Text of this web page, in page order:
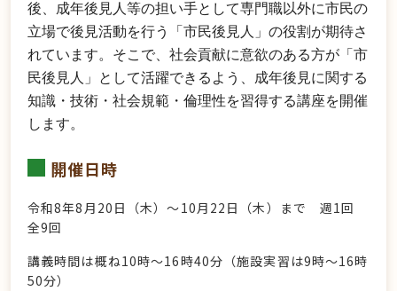
後、成年後見人等の担い手として専門職以外に市民の
立場で後見活動を行う「市民後見人」の役割が期待さ
れています。そこで、社会貢献に意欲のある方が「市
民後見人」として活躍できるよう、成年後見に関する
知識・技術・社会規範・倫理性を習得する講座を開催
します。
開催日時
令和8年8月20日（木）～10月22日（木）まで 週1回
全9回
講義時間は概ね10時～16時40分（施設実習は9時～16時
50分）